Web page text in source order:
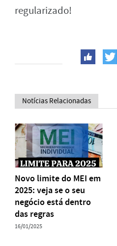
regularizado!
Notícias Relacionadas
Novo limite do MEI em
2025: veja se o seu
negócio está dentro
das regras
16/01/2025